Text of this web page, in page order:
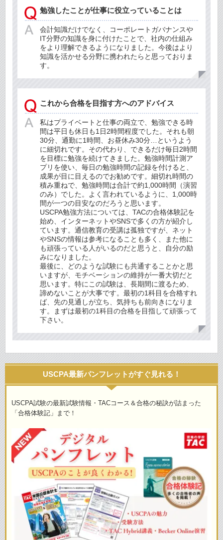
勉強したことが仕事に役立っていることは
会計知識だけでなく、コーポレートガバナンスや
IT分野の知識を身に付けたことで、社内の仕組み
をより理解できるようになりました。今後はより
知識を活かせる分野に携われたらと思っておりま
す。
これから合格を目指す方へのアドバイス
私はプライベートと仕事の両立で、勉強できる時
間は平日も休日も1日2時間程度でした。それも朝
30分、通勤に1時間、お昼休み30分…というよう
に細切れです。その代わり、できるだけ毎日2時間
を目標に勉強を続けてきました。勉強時間計測ア
プリを使い、毎日の勉強時間の記録を付けると、
成果が目に目えるのでお勧めです。細切れ時間の
積み重ねで、勉強時間は合計で約1,000時間（演習
のみ）でした。よく言われているように、1,000時
間が一つの目安なのだろうと思います。
USCPA勉強方法については、TACの合格体験記を
始め、インターネットやSNSで多くの方が紹介し
ています。通信教育の受講は孤独ですが、ネット
やSNSの情報は参考になることも多く、また他に
も頑張っている人がいるのだと思うと、自分の励
みになりました。
最後に、どのような試験にも共通することかと思
いますが、モチベーションの維持が一番大切だと
思います。特にこの試験は、長期間に渡るため、
諦めないことが大事です。最初の1科目を合格すれ
ば、先の見通しが立ち、気持ちも前向きになりま
す。まずは最初の1科目の合格を目指して頑張って
下さい。
USCPA最新パンフレットがすぐ見れる！
USCPA試験の最新試験情報・TACコース＆合格の秘訣が詰まった
「合格体験記」まで！